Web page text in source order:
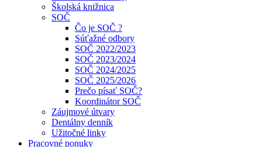
Školská knižnica
SOČ
Čo je SOČ ?
Súťažné odbory
SOČ 2022/2023
SOČ 2023/2024
SOČ 2024/2025
SOČ 2025/2026
Prečo písať SOČ?
Koordinátor SOČ
Záujmové útvary
Dentálny denník
Užitočné linky
Pracovné ponuky